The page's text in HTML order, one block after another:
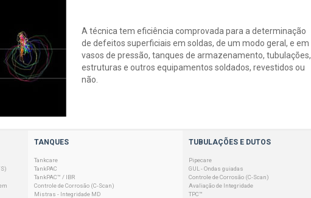
A técnica tem eficiência comprovada para a determinação
de defeitos superficiais em soldas, de um modo geral, e em
vasos de pressão, tanques de armazenamento, tubulações,
estruturas e outros equipamentos soldados, revestidos ou
não.
TANQUES
Tankcare
TankPAC
TankPAC™ / IBR
Controle de Corrosão (C-Scan)
Mistras - Integridade MD
TUBULAÇÕES E DUTOS
Pipecare
GUL - Ondas guiadas
Controle de Corrosão (C-Scan)
Avaliação de Integridade
TPC™